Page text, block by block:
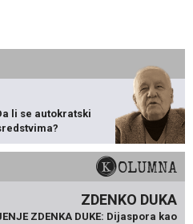
li se autokratski
KOLUMNA
ZDENKO DUKA
ZDENKA DUKE: Dijaspora kao